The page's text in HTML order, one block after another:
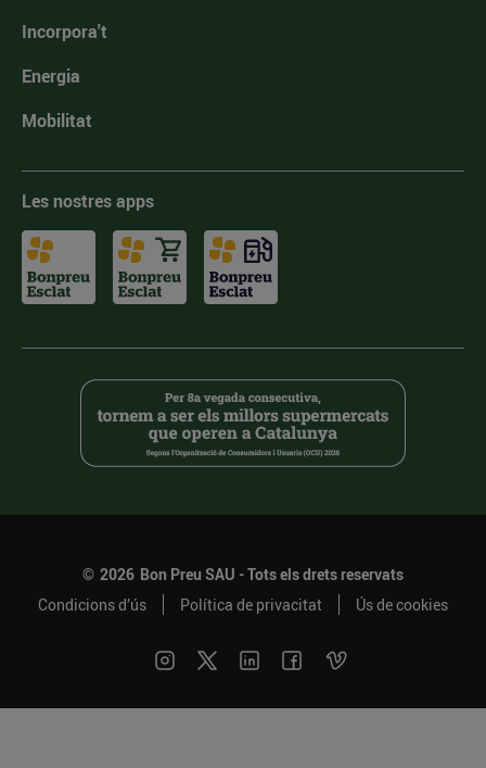
Incorpora't
Energia
Mobilitat
Les nostres apps
© 2026 Bon Preu SAU - Tots els drets reservats
Condicions d’ús
Política de privacitat Ús de cookies